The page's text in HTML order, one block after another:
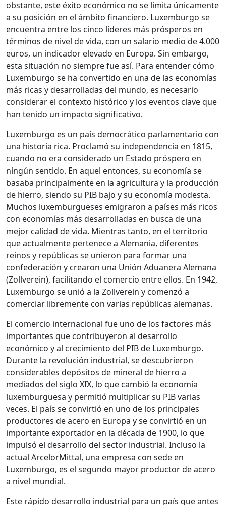
obstante, este éxito económico no se limita únicamente
a su posición en el ámbito financiero. Luxemburgo se
encuentra entre los cinco líderes más prósperos en
términos de nivel de vida, con un salario medio de 4.000
euros, un indicador elevado en Europa. Sin embargo,
esta situación no siempre fue así. Para entender cómo
Luxemburgo se ha convertido en una de las economías
más ricas y desarrolladas del mundo, es necesario
considerar el contexto histórico y los eventos clave que
han tenido un impacto significativo.
Luxemburgo es un país democrático parlamentario con
una historia rica. Proclamó su independencia en 1815,
cuando no era considerado un Estado próspero en
ningún sentido. En aquel entonces, su economía se
basaba principalmente en la agricultura y la producción
de hierro, siendo su PIB bajo y su economía modesta.
Muchos luxemburgueses emigraron a países más ricos
con economías más desarrolladas en busca de una
mejor calidad de vida. Mientras tanto, en el territorio
que actualmente pertenece a Alemania, diferentes
reinos y repúblicas se unieron para formar una
confederación y crearon una Unión Aduanera Alemana
(Zollverein), facilitando el comercio entre ellos. En 1942,
Luxemburgo se unió a la Zollverein y comenzó a
comerciar libremente con varias repúblicas alemanas.
El comercio internacional fue uno de los factores más
importantes que contribuyeron al desarrollo
económico y al crecimiento del PIB de Luxemburgo.
Durante la revolución industrial, se descubrieron
considerables depósitos de mineral de hierro a
mediados del siglo XIX, lo que cambió la economía
luxemburguesa y permitió multiplicar su PIB varias
veces. El país se convirtió en uno de los principales
productores de acero en Europa y se convirtió en un
importante exportador en la década de 1900, lo que
impulsó el desarrollo del sector industrial. Incluso la
actual ArcelorMittal, una empresa con sede en
Luxemburgo, es el segundo mayor productor de acero
a nivel mundial.
Este rápido desarrollo industrial para un país que antes